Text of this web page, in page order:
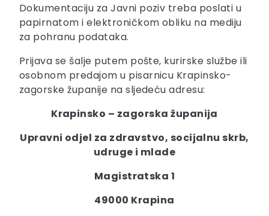
Dokumentaciju za Javni poziv treba poslati u
papirnatom i elektroničkom obliku na mediju
za pohranu podataka.
Prijava se šalje putem pošte, kurirske službe ili
osobnom predajom u pisarnicu Krapinsko-
zagorske županije na sljedeću adresu:
Krapinsko – zagorska županija
Upravni odjel za zdravstvo, socijalnu skrb,
udruge i mlade
Magistratska 1
49000 Krapina